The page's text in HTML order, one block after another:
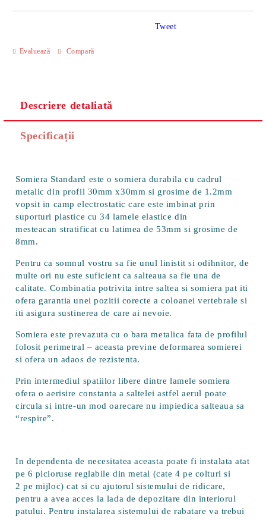
Evaluează Compară
Tweet
Descriere detaliată
Specificații
Somiera Standard este o somiera durabila cu cadrul
metalic din profil 30mm x30mm si grosime de 1.2mm
vopsit in camp electrostatic care este imbinat prin
suporturi plastice cu 34 lamele elastice din
mesteacan stratificat cu latimea de 53mm si grosime de
8mm.
Pentru ca somnul vostru sa fie unul linistit si odihnitor, de
multe ori nu este suficient ca salteaua sa fie una de
calitate. Combinatia potrivita intre saltea si somiera pat iti
ofera garantia unei pozitii corecte a coloanei vertebrale si
iti asigura sustinerea de care ai nevoie.
Somiera este prevazuta cu o bara metalica fata de profilul
folosit perimetral – aceasta previne deformarea somierei
si ofera un adaos de rezistenta.
Prin intermediul spatiilor libere dintre lamele somiera
ofera o aerisire constanta a saltelei astfel aerul poate
circula si intre-un mod oarecare nu impiedica salteaua sa
“respire”.
In dependenta de necesitatea aceasta poate fi instalata atat
pe 6 picioruse reglabile din metal (cate 4 pe colturi si
2 pe mijloc) cat si cu ajutorul sistemului de ridicare,
pentru a avea acces la lada de depozitare din interiorul
patului. Pentru instalarea sistemului de rabatare va trebui